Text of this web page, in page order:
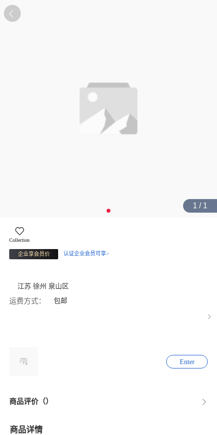
1 / 1
Collection
企业享会员价 认证企业会员可享>
江苏 徐州 泉山区
运费方式： 包邮
Enter
商品评价（）
商品详情